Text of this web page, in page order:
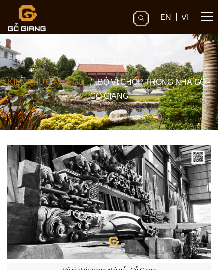
EN VI
KIẾN THỨC NHÀ GỖ
KIẾN THỨC NHÀ GỖ /
BỘ VÌ CHÓP TRONG NHÀ GỖ -
GỖ GIANG